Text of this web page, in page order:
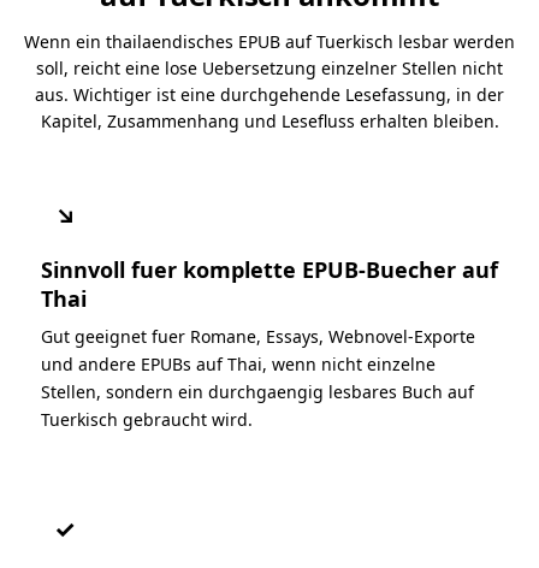
Wenn ein thailaendisches EPUB auf Tuerkisch lesbar werden
soll, reicht eine lose Uebersetzung einzelner Stellen nicht
aus. Wichtiger ist eine durchgehende Lesefassung, in der
Kapitel, Zusammenhang und Lesefluss erhalten bleiben.
↘
Sinnvoll fuer komplette EPUB-Buecher auf
Thai
Gut geeignet fuer Romane, Essays, Webnovel-Exporte
und andere EPUBs auf Thai, wenn nicht einzelne
Stellen, sondern ein durchgaengig lesbares Buch auf
Tuerkisch gebraucht wird.
✓